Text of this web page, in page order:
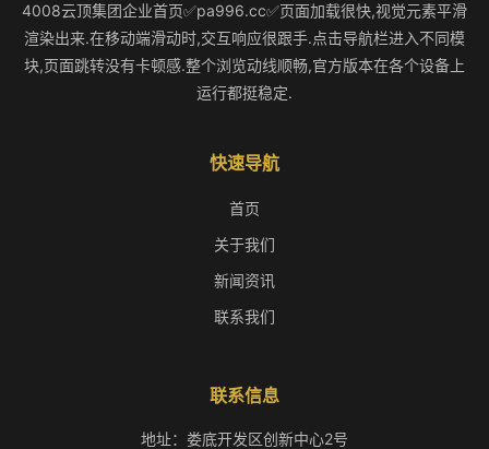
4008云顶集团企业首页✅pa996.cc✅页面加载很快,视觉元素平滑
渲染出来.在移动端滑动时,交互响应很跟手.点击导航栏进入不同模
块,页面跳转没有卡顿感.整个浏览动线顺畅,官方版本在各个设备上
运行都挺稳定.
快速导航
首页
关于我们
新闻资讯
联系我们
联系信息
地址：娄底开发区创新中心2号